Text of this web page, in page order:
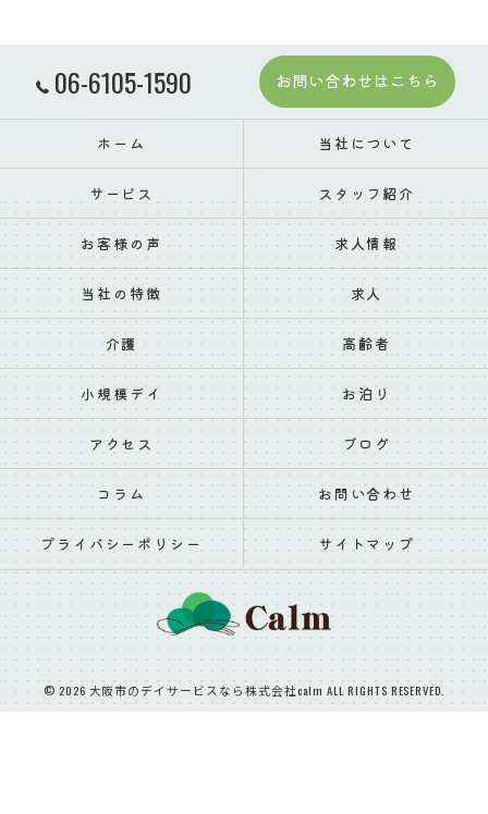
06-6105-1590 お問い合わせはこちら
ホーム 当社について
サービス スタッフ紹介
お客様の声 求人情報
当社の特徴 求人
介護 高齢者
小規模デイ お泊り
アクセス ブログ
コラム お問い合わせ
プライバシーポリシー サイトマップ
© 2026 大阪市のデイサービスなら株式会社calm ALL RIGHTS RESERVED.